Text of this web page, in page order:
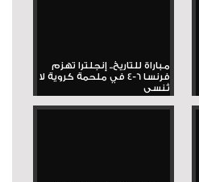
مباراة للتاريخ.. إنجلترا تهزم
فرنسا 6-4 في ملحمة كروية لا
تُنسى